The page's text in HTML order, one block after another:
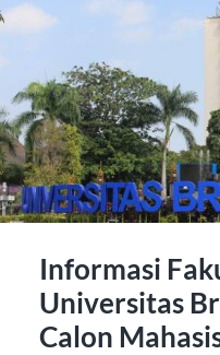
Informasi
Universitas
Calon